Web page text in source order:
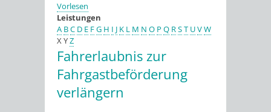
Vorlesen
Leistungen
A BC D E FG H I J K L M N O P Q RST UVW
XYZ
Fahrerlaubnis zur
Fahrgastbeförderung
verlängern